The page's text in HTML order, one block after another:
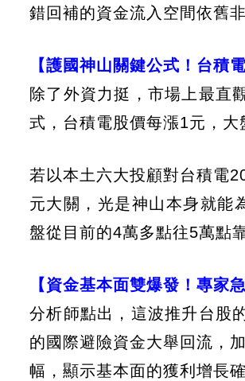
錯回補的資金流入空間依舊非
【護國神山關鍵公式！台積
除了外資力挺，市場上最直
式，台積電股價每漲1元，大
若以本土六大投顧對台積電
元大關，光是神山本身就能
盤從目前的4萬多點往5萬點
【資金基本面雙爆發！專家
分析師點出，這波推升台股
的國際避險資金大舉回流，
幅，顯示基本面的獲利增長